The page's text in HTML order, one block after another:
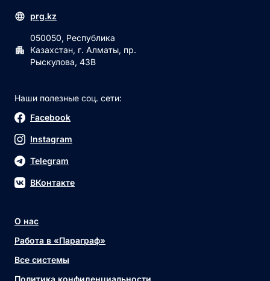
prg.kz
050050, Республика
Казахстан, г. Алматы, пр.
Рыскулова, 43В
Наши полезные соц. сети:
Facebook
Instagram
Telegram
ВКонтакте
О нас
Работа в «Параграф»
Все системы
Политика конфиденциальности